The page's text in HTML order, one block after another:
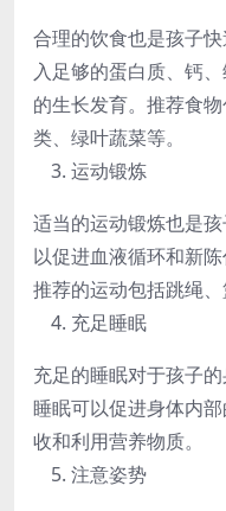
合理的饮食也是孩子
入足够的蛋白质、钙
的生长发育。推荐食
类、绿叶蔬菜等。
运动锻炼
适当的运动锻炼也是
以促进血液循环和新
推荐的运动包括跳绳、
充足睡眠
充足的睡眠对于孩子
睡眠可以促进身体内
收和利用营养物质。
注意姿势